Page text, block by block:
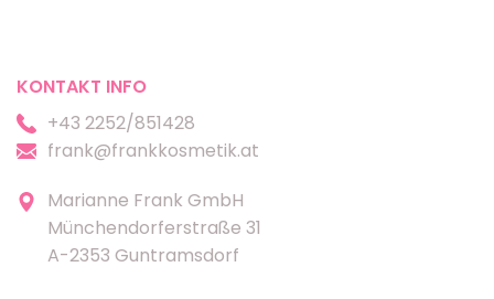
KONTAKT INFO
+43 2252/851428
frank@frankkosmetik.at
Marianne Frank GmbH
Münchendorferstraße 31
A-2353 Guntramsdorf